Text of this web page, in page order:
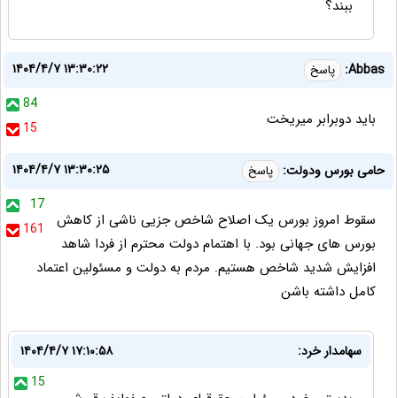
ببند؟
Abbas: پاسخ
۱۴۰۴/۴/۷ ۱۳:۳۰:۲۲
84
15
باید دوبرابر میریخت
حامی بورس ودولت: پاسخ
۱۴۰۴/۴/۷ ۱۳:۳۰:۲۵
17
161
سقوط امروز بورس یک اصلاح شاخص جزیی ناشی از کاهش
بورس های جهانی بود. با اهتمام دولت محترم از فردا شاهد
افزایش شدید شاخص هستیم. مردم به دولت و مسئولین اعتماد
کامل داشته باشن
سهامدار خرد:
۱۴۰۴/۴/۷ ۱۷:۱۰:۵۸
15